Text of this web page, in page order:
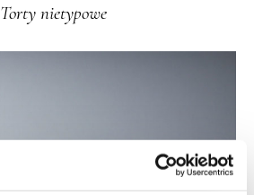
Torty nietypowe